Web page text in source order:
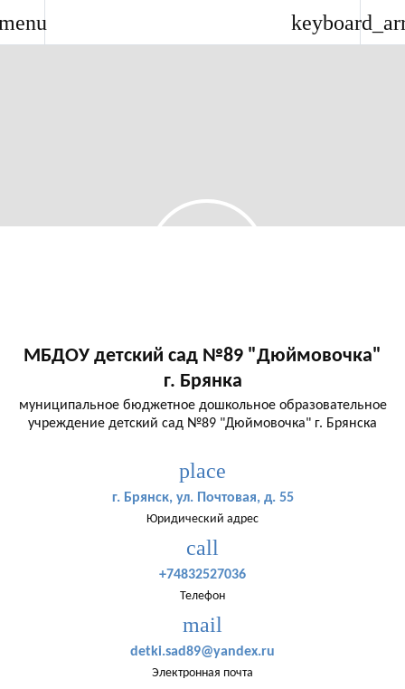
МБДОУ детский сад №89 "Дюймовочка"
г. Брянка
муниципальное бюджетное дошкольное образовательное
учреждение детский сад №89 "Дюймовочка" г. Брянска
place
г. Брянск, ул. Почтовая, д. 55
Юридический адрес
call
+74832527036
Телефон
mail
detki.sad89@yandex.ru
Электронная почта